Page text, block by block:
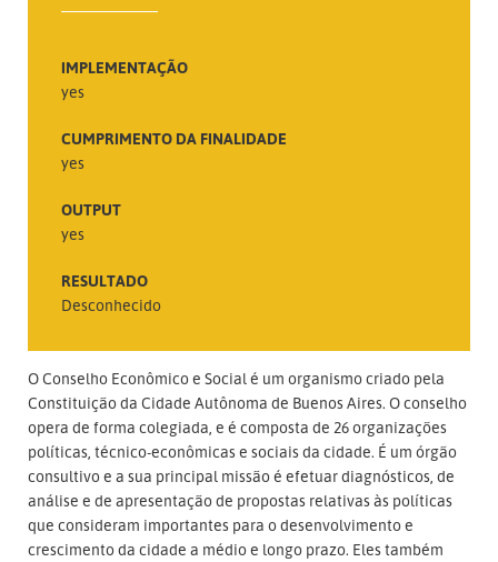
IMPLEMENTAÇÃO
yes
CUMPRIMENTO DA FINALIDADE
yes
OUTPUT
yes
RESULTADO
Desconhecido
O Conselho Econômico e Social é um organismo criado pela
Constituição da Cidade Autônoma de Buenos Aires. O conselho
opera de forma colegiada, e é composta de 26 organizações
políticas, técnico-econômicas e sociais da cidade. É um órgão
consultivo e a sua principal missão é efetuar diagnósticos, de
análise e de apresentação de propostas relativas às políticas
que consideram importantes para o desenvolvimento e
crescimento da cidade a médio e longo prazo. Eles também